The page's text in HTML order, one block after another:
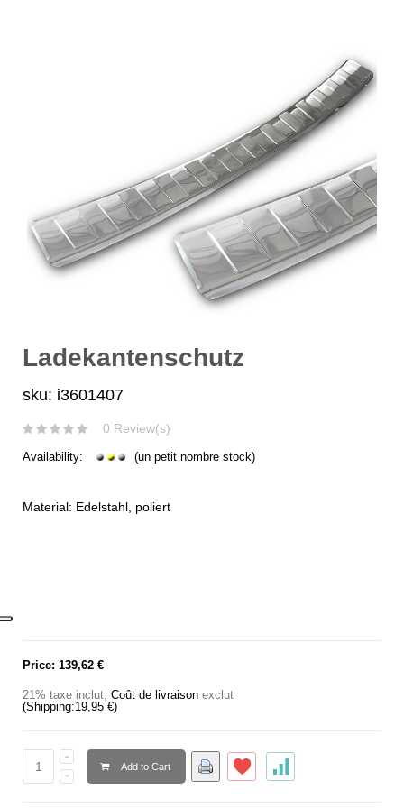
Ladekantenschutz
sku: i3601407
0 Review(s)
Availability: (un petit nombre stock)
Material: Edelstahl, poliert
Price: 139,62 €
21% taxe inclut, Coût de livraison exclut
(Shipping:19,95 €)
Add to Cart